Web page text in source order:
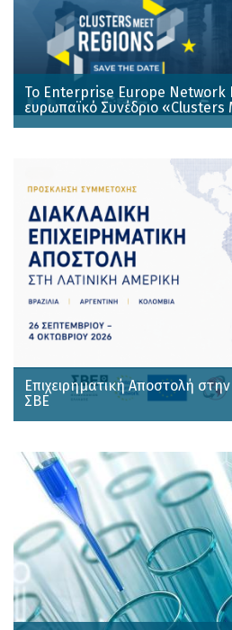
Το Enterprise Europe Network
ευρωπαϊκό Συνέδριο
Επιχειρηματική Αποστολή
ΣΒΕ